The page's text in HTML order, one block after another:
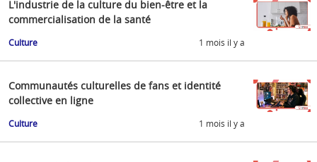
L'industrie de la culture du bien-être et la
commercialisation de la santé
Culture 1 mois il y a
Communautés culturelles de fans et identité
collective en ligne
Culture 1 mois il y a